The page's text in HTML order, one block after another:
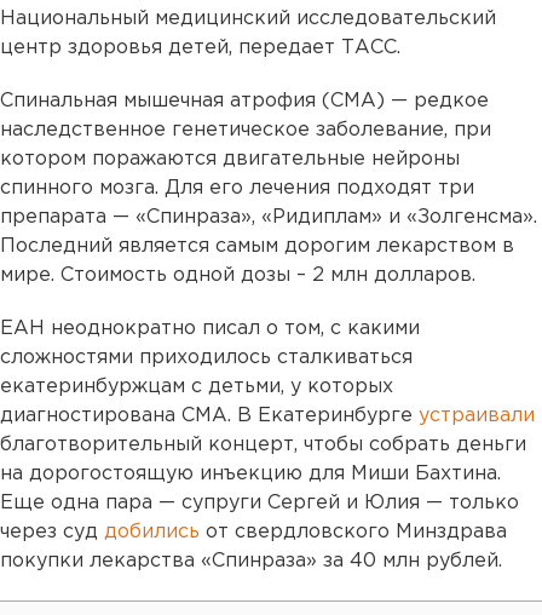
Национальный медицинский исследовательский
центр здоровья детей, передает ТАСС.
Спинальная мышечная атрофия (СМА) — редкое
наследственное генетическое заболевание, при
котором поражаются двигательные нейроны
спинного мозга. Для его лечения подходят три
препарата — «Спинраза», «Ридиплам» и «Золгенсма».
Последний является самым дорогим лекарством в
мире. Стоимость одной дозы – 2 млн долларов.
ЕАН неоднократно писал о том, с какими
сложностями приходилось сталкиваться
екатеринбуржцам с детьми, у которых
диагностирована СМА. В Екатеринбурге устраивали
благотворительный концерт, чтобы собрать деньги
на дорогостоящую инъекцию для Миши Бахтина.
Еще одна пара — супруги Сергей и Юлия — только
через суд добились от свердловского Минздрава
покупки лекарства «Спинраза» за 40 млн рублей.